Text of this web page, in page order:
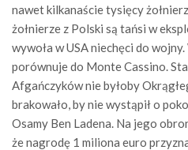
nawet kilkanaście tysięcy
żołnierze z Polski są tańsi w
wywoła w USA niechęci do
porównuje do Monte Cassino.
Afgańczyków nie byłoby
brakowało, by nie wystąpił o
Osamy Ben Ladena. Na jego
że nagrodę 1 miliona euro